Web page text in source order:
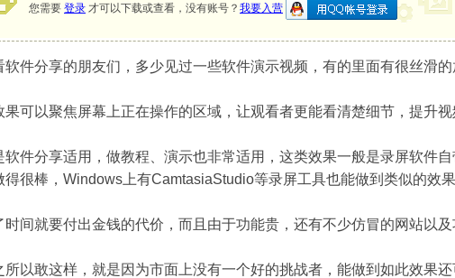
您需要 登录 才可以下载或查看，没有账号？ 我要入营
软件分享的朋友们，多少见过一些软件演示视频，有的里面有很丝滑
果可以聚焦屏幕上正在操作的区域，让观看者更能看清楚细节，提升视
软件分享适用，做教程、演示也非常适用，这类效果一般是录屏软件
得很棒，Windows上有CamtasiaStudio等录屏工具也能做到类似的效
时间就要付出金钱的代价，而且由于功能贵，还有不少仿冒的网站以及
所以敢这样，就是因为市面上没有一个好的挑战者，能做到如此效果还